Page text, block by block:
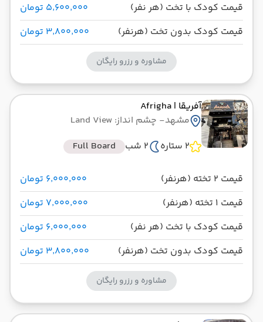
قیمت کودک با تخت (هر نفر)
۵٬۶۰۰٬۰۰۰ تومان
قیمت کودک بدون تخت (هرنفر)
۳٬۸۰۰٬۰۰۰ تومان
مشاوره و رزرو رایگان
آفریقا | Afrigha
مشهد- چشم انداز: Land View
2 ستاره
2 شب Full Board
قیمت 2 تخته (هرنفر)
۶٬۰۰۰٬۰۰۰ تومان
قیمت 1 تخته (هرنفر)
۷٬۰۰۰٬۰۰۰ تومان
قیمت کودک با تخت (هر نفر)
۶٬۰۰۰٬۰۰۰ تومان
قیمت کودک بدون تخت (هرنفر)
۳٬۸۰۰٬۰۰۰ تومان
مشاوره و رزرو رایگان